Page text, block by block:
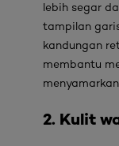
lebih segar
tampilan
kandungan
membantu
2. Kulit